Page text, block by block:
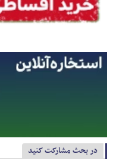
در بحث مشارکت کنید